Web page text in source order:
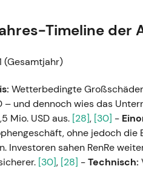
Timeline der
(Gesamtjahr)
Wetterbedingte
– und dennoch wies das
Mio. USD aus. [28], [30] -
ohne jedoch
Investoren sahen RenRe
[30], [28] -Technisch: